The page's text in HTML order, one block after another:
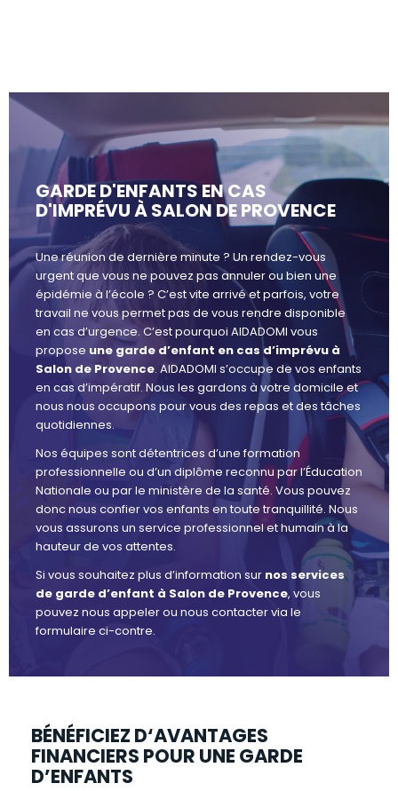
GARDE D'ENFANTS EN CAS
D'IMPRÉVU À SALON DE PROVENCE
Une réunion de dernière minute ? Un rendez-vous
urgent que vous ne pouvez pas annuler ou bien une
épidémie à l’école ? C’est vite arrivé et parfois, votre
travail ne vous permet pas de vous rendre disponible
en cas d’urgence. C’est pourquoi AIDADOMI vous
propose une garde d’enfant en cas d’imprévu à
Salon de Provence. AIDADOMI s’occupe de vos enfants
en cas d’impératif. Nous les gardons à votre domicile et
nous nous occupons pour vous des repas et des tâches
quotidiennes.
Nos équipes sont détentrices d’une formation
professionnelle ou d’un diplôme reconnu par l’Éducation
Nationale ou par le ministère de la santé. Vous pouvez
donc nous confier vos enfants en toute tranquillité. Nous
vous assurons un service professionnel et humain à la
hauteur de vos attentes.
Si vous souhaitez plus d’information sur nos services
de garde d’enfant à Salon de Provence, vous
pouvez nous appeler ou nous contacter via le
formulaire ci-contre.
BÉNÉFICIEZ D‘AVANTAGES
FINANCIERS POUR UNE GARDE
D’ENFANTS